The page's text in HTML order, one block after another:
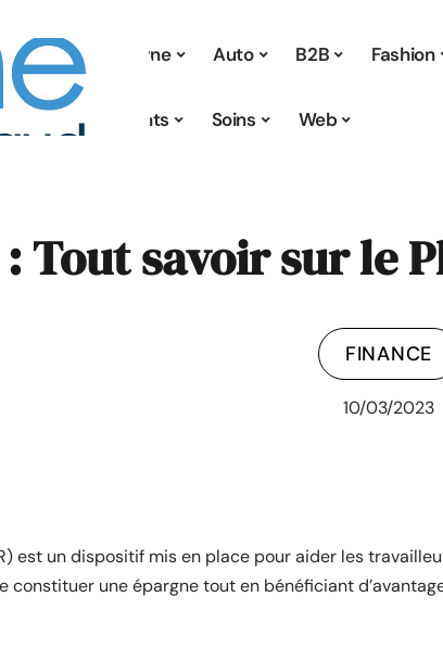
À la une Auto B2B Fashion
Parents Soins Web
: Tout savoir sur le
FINANCE
10/03/2023
est un dispositif mis en place pour aider les
une épargne tout en bénéficiant